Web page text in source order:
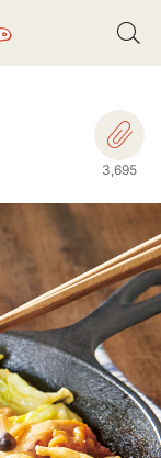
3,695